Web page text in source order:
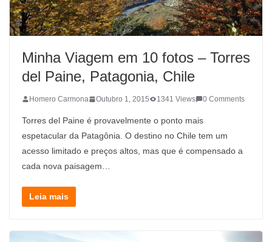
Minha Viagem em 10 fotos – Torres
del Paine, Patagonia, Chile
Homero Carmona Outubro 1, 2015 1341 Views 0 Comments
Torres del Paine é provavelmente o ponto mais
espetacular da Patagônia. O destino no Chile tem um
acesso limitado e preços altos, mas que é compensado a
cada nova paisagem…
Leia mais